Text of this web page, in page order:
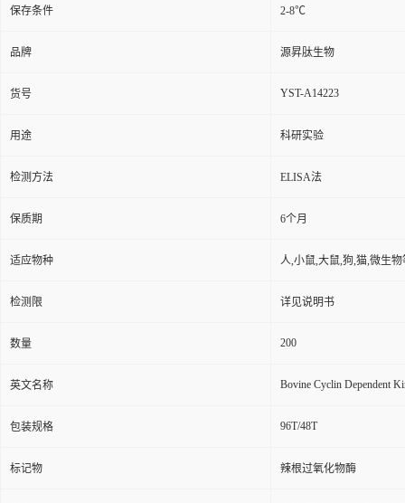
保存条件 2-8℃
品牌 源昇肽生物
货号 YST-A14223
用途 科研实验
检测方法 ELISA法
保质期 6个月
适应物种 人,小鼠,大鼠,狗,猫,微生物
检测限 详见说明书
数量 200
英文名称 Bovine Cyclin Dependent
包装规格 96T/48T
标记物 辣根过氧化物酶